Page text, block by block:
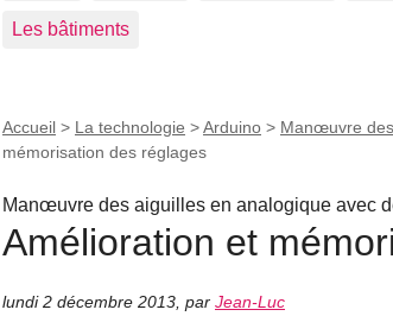
Les bâtiments
Accueil > La technologie >Arduino > Manœuvre
mémorisation des réglages
Manœuvre des aiguilles en analogique avec
Amélioration et
lundi 2 décembre 2013 par Jean-Luc